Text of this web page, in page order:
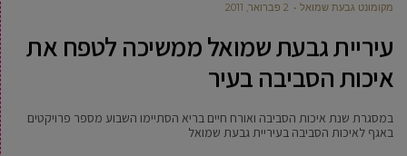
מקומונט גבעת שמואל 2 פברואר, 2011
עיריית גבעת שמואל ממשיכה לטפח את
איכות הסביבה בעיר
במסגרת שנת איכות הסביבה ואורח חיים בריא הסתיימו השבוע מספר פרויקטים
באגף לאיכות הסביבה בעיריית גבעת שמואל